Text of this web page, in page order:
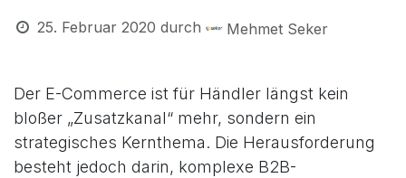
25. Februar 2020 durch Mehmet Seker
Der E-Commerce ist für Händler längst kein
bloßer „Zusatzkanal“ mehr, sondern ein
strategisches Kernthema. Die Herausforderung
besteht jedoch darin, komplexe B2B-